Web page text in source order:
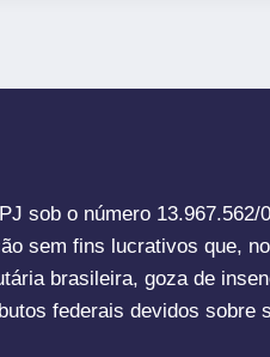
sob o número 13.967.562/
sem fins lucrativos que,
brasileira, goza de
federais devidos sobre